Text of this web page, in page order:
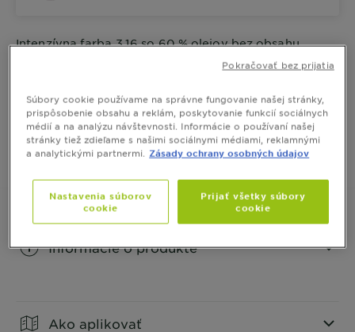
Intenzívna farba 3.16 so 60 % olejov bez obsahu
amoniaku a silikónov, zaručuje neobyčajne sýty
výsledok. Farba prináša až 3x lesklejší výsledok
ZOBRAZIŤ VIAC
VEĽKOSŤ 1 BALENIE
Informácie o produkte
Ako aplikovať
Súbory cookie používame na správne fungovanie našej stránky,
prispôsobenie obsahu a reklám, poskytovanie funkcií sociálnych
médií a na analýzu návštevnosti. Informácie o používaní našej
stránky tiež zdieľame s našimi sociálnymi médiami, reklamnými
a analytickými partnermi.
Zásady ochrany osobných údajov
Nastavenia súborov
cookie
Prijať všetky súbory
cookie
Pokračovať bez prijatia